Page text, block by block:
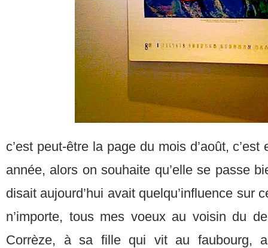
c’est peut-être la page du mois d’août,
année, alors on souhaite qu’elle se passe
disait aujourd’hui avait quelqu’influence sur
n’importe, tous mes voeux au voisin du
Corrèze, à sa fille qui vit au faubourg,